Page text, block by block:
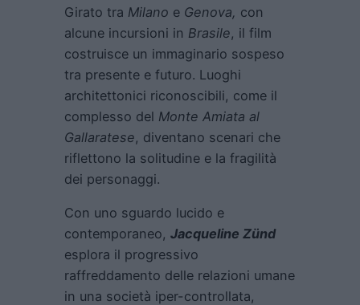
Girato tra Milano e Genova, con
alcune incursioni in Brasile, il film
costruisce un immaginario sospeso
tra presente e futuro. Luoghi
architettonici riconoscibili, come il
complesso del Monte Amiata al
Gallaratese, diventano scenari che
riflettono la solitudine e la fragilità
dei personaggi.
Con uno sguardo lucido e
contemporaneo, Jacqueline Zünd
esplora il progressivo
raffreddamento delle relazioni umane
in una società iper-controllata,